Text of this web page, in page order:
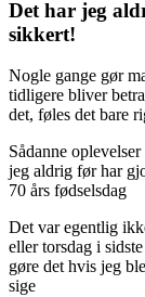
billede
Det har jeg
sikkert!
Nogle gange gør
tidligere bliver
det, føles det bare
Sådanne
jeg aldrig før har
70 års fødselsdag
Det var egentlig
eller torsdag i
gøre det hvis jeg
sige